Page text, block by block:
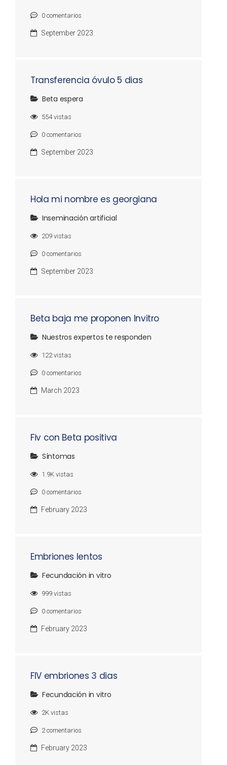
0 comentarios
September 2023
Transferencia óvulo 5 dias
Beta espera
554vistas
0 comentarios
September 2023
Hola mi nombre es georgiana
Inseminación artificial
209 vistas
0 comentarios
September 2023
Beta baja me proponen Invitro
Nuestros expertos te responden
122vistas
0 comentarios
March 2023
Fiv con Beta positiva
Síntomas
1.9K vistas
0 comentarios
February 2023
Embriones lentos
Fecundación in vitro
999 vistas
0 comentarios
February 2023
FIV embriones 3 dias
Fecundación in vitro
2K vistas
2comentarios
February 2023